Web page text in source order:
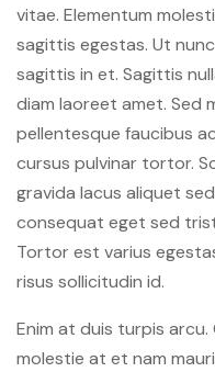
vitae. Elementum
sagittis egestas. Ut
sagittis in et. Sagittis
diam laoreet amet. Sed
pellentesque faucibus
cursus pulvinar tortor.
gravida lacus aliquet
consequat eget sed
Tortor est varius
risus sollicitudin id.
Enim at duis turpis
molestie at et nam